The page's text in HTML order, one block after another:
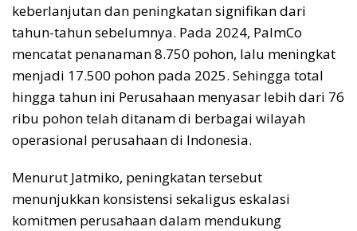
keberlanjutan dan peningkatan signifikan dari
tahun-tahun sebelumnya. Pada 2024, PalmCo
mencatat penanaman 8.750 pohon, lalu meningkat
menjadi 17.500 pohon pada 2025. Sehingga total
hingga tahun ini Perusahaan menyasar lebih dari 76
ribu pohon telah ditanam di berbagai wilayah
operasional perusahaan di Indonesia.
Menurut Jatmiko, peningkatan tersebut
menunjukkan konsistensi sekaligus eskalasi
komitmen perusahaan dalam mendukung